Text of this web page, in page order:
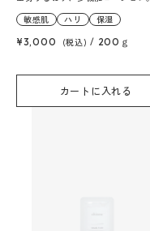
敏感肌
ハリ
保湿
¥3,000
(税込) / 200ｇ
カートに入れる